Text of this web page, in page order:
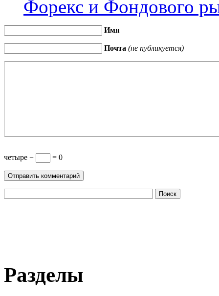
Форекс и Фондового
Имя
Почта (не публикуется)
четыре − = 0
Разделы